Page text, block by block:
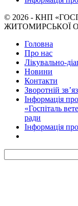
© 2026 - КНП
ЖИТОМИРСЬКОЇ
Головна
Про нас
Лікувально-
Новини
Контакти
Зворотній
Інформація
«Госпіталь
ради
Інформація